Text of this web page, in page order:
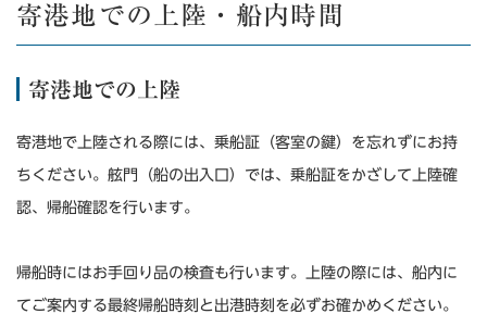
寄港地での上陸・船内時間
寄港地での上陸
寄港地で上陸される際には、乗船証（客室の鍵）を忘れずにお持
ちください。舷門（船の出入口）では、乗船証をかざして上陸確
認、帰船確認を行います。
帰船時にはお手回り品の検査も行います。 上陸の際には、船内に
てご案内する最終帰船時刻と出港時刻を必ずお確かめください。